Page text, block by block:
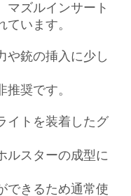
マズルインサート
ています。
や銃の挿入に少し
推奨です。
イトを装着した グ
ルスターの成型に
できるため通常使